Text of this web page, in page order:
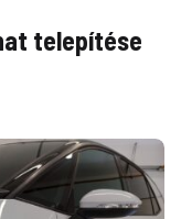
telepítése